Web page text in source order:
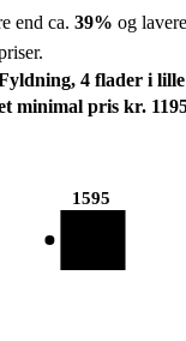
end ca. 39% og
4 flader i
minimal pris kr.
1595